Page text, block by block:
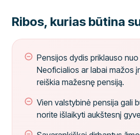
Ribos, kurias būtina
Pensijos dydis priklauso
Neoficialios ar labai mažos
reiškia mažesnę pensiją.
Vien valstybinė pensija gali
norite išlaikyti aukštesnį